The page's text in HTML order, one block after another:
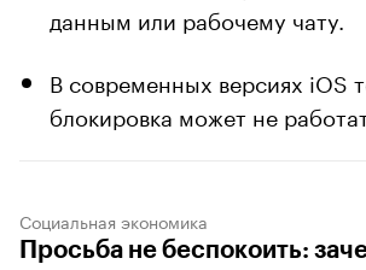
данным или рабочему чату.
В современных версиях iOS
блокировка может не
Социальная экономика
Просьба не беспокоить: